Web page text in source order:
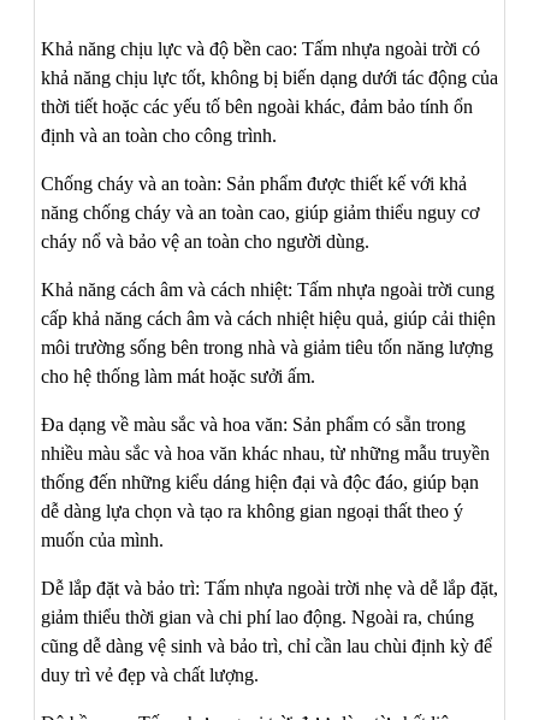
Khả năng chịu lực và độ bền cao: Tấm nhựa ngoài trời có
khả năng chịu lực tốt, không bị biến dạng dưới tác động của
thời tiết hoặc các yếu tố bên ngoài khác, đảm bảo tính ổn
định và an toàn cho công trình.
Chống cháy và an toàn: Sản phẩm được thiết kế với khả
năng chống cháy và an toàn cao, giúp giảm thiểu nguy cơ
cháy nổ và bảo vệ an toàn cho người dùng.
Khả năng cách âm và cách nhiệt: Tấm nhựa ngoài trời cung
cấp khả năng cách âm và cách nhiệt hiệu quả, giúp cải thiện
môi trường sống bên trong nhà và giảm tiêu tốn năng lượng
cho hệ thống làm mát hoặc sưởi ấm.
Đa dạng về màu sắc và hoa văn: Sản phẩm có sẵn trong
nhiều màu sắc và hoa văn khác nhau, từ những mẫu truyền
thống đến những kiểu dáng hiện đại và độc đáo, giúp bạn
dễ dàng lựa chọn và tạo ra không gian ngoại thất theo ý
muốn của mình.
Dễ lắp đặt và bảo trì: Tấm nhựa ngoài trời nhẹ và dễ lắp đặt,
giảm thiểu thời gian và chi phí lao động. Ngoài ra, chúng
cũng dễ dàng vệ sinh và bảo trì, chỉ cần lau chùi định kỳ để
duy trì vẻ đẹp và chất lượng.